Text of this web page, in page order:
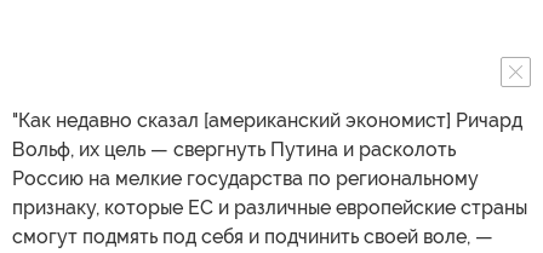
"Как недавно сказал [американский экономист] Ричард
Вольф, их цель — свергнуть Путина и расколоть
Россию на мелкие государства по региональному
признаку, которые ЕС и различные европейские страны
смогут подмять под себя и подчинить своей воле, —